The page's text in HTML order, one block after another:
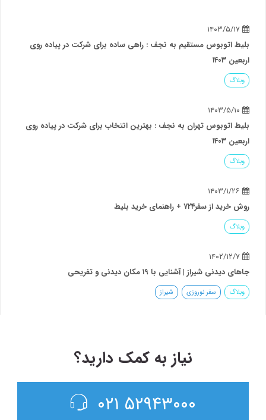
بلیط اتوبوس مستقیم به نجف : راهی ساده برای شرکت در پیاده روی
اربعین ۱۴۰۳
وبلاگ
بلیط اتوبوس تهران به نجف : بهترین انتخاب برای شرکت در پیاده روی
اربعین ۱۴۰۳
وبلاگ
روش خرید از سفر۷۲۴ + راهنمای خرید بلیط
وبلاگ
جاهای دیدنی شیراز | آشنایی با ۱۹ مکان دیدنی و تفریحی
وبلاگ سفر نوروزی شیراز
نیاز به کمک دارید؟
۵۲۹۴۳۰۰۰ ۰۲۱